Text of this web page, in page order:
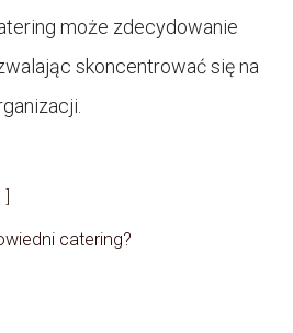
może zdecydowanie
skoncentrować się na
catering?